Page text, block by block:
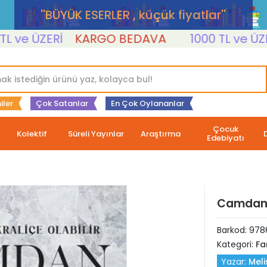
''BÜYÜK ESERLER , küçük fiyatlar''
ÜZERİ KARGO BEDAVA 1000 TL ve ÜZERİ
Çok Satanlar En Çok Oylananlar
Kolektif Süreli Yayınlar Araştırma Çocuk
Edebiyatı
Barkod:
Kategori:
Yazar: